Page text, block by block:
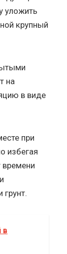
уложить
крупный
на
в виде
при
избегая
времени
грунт.
в